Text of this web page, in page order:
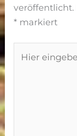
veröffentlicht.
* markiert
eingeben…